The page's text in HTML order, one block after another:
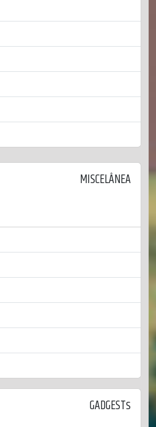
MISCELÂNEA
GADGESTs